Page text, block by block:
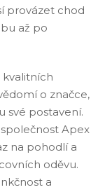
provázet chod
až po
o značce,
své postavení.
Apex
na pohodlí a
oděvu.
a